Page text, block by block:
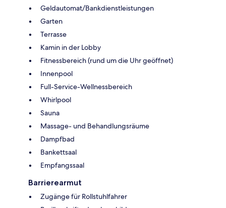
Geldautomat/Bankdienstleistungen
Garten
Terrasse
Kamin in der Lobby
Fitnessbereich (rund um die Uhr geöffnet)
Innenpool
Full-Service-Wellnessbereich
Whirlpool
Sauna
Massage- und Behandlungsräume
Dampfbad
Bankettsaal
Empfangssaal
Barrierearmut
Zugänge für Rollstuhlfahrer